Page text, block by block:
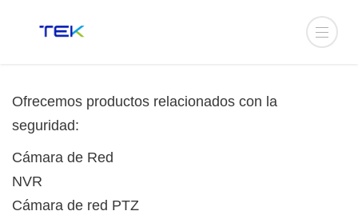
Ofrecemos productos relacionados con la
seguridad:
Cámara de Red
NVR
Cámara de red PTZ